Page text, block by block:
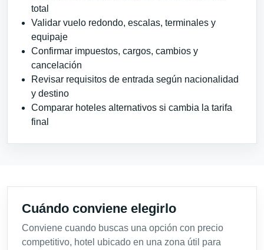
total
Validar vuelo redondo, escalas, terminales y
equipaje
Confirmar impuestos, cargos, cambios y
cancelación
Revisar requisitos de entrada según nacionalidad
y destino
Comparar hoteles alternativos si cambia la tarifa
final
Cuándo conviene elegirlo
Conviene cuando buscas una opción con precio
competitivo, hotel ubicado en una zona útil para